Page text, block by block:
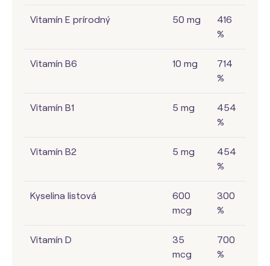
Vitamín E prírodný 50 mg
416
%
Vitamín B6 10 mg
714
%
Vitamín B1 5 mg
454
%
Vitamín B2 5 mg
454
%
Kyselina listová
600
mcg
300
%
Vitamín D
35
mcg
700
%